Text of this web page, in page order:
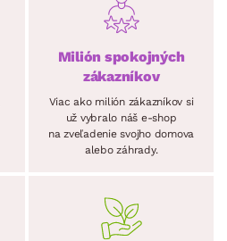
Milión spokojných
zákazníkov
Viac ako milión zákazníkov si
už vybralo náš e-shop
na zveľadenie svojho domova
alebo záhrady.